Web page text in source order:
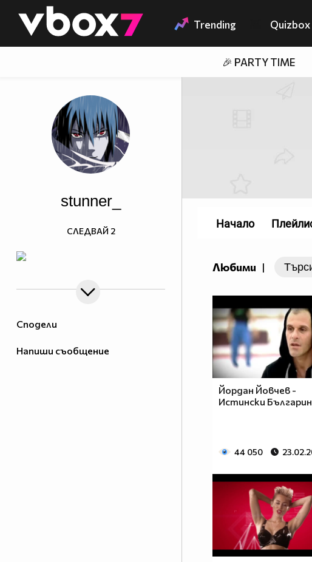
👾 Trending Quizbox
🎉 PARTY TIME
Сподели
Напиши съобщение
stunner_
СЛЕДВАЙ 2
Любими |
Йордан Йовчев -
Истински Българин
44 050
Начало